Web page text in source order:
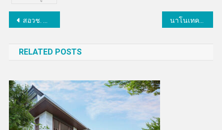
แนะแนว
สอวช. ขับเคลื่อน University Holding Company สร้างธุรกิจนวัตกรรมกว่า 110 บริษัท รวมทุนจดทะเบียนกว่า 500 ล้าน
RELATED POSTS